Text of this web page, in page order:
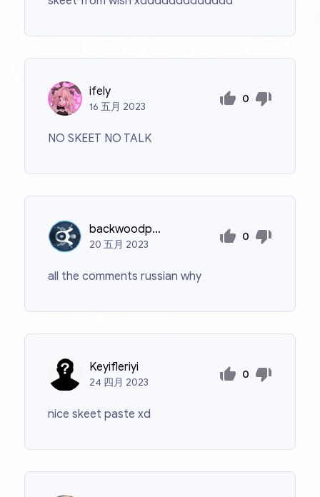
ifely
16 五月 2023
0
NO SKEET NO TALK
backwoodpapi69
20 五月 2023
0
all the comments russian why
Keyifleriyi
24 四月 2023
0
nice skeet paste xd